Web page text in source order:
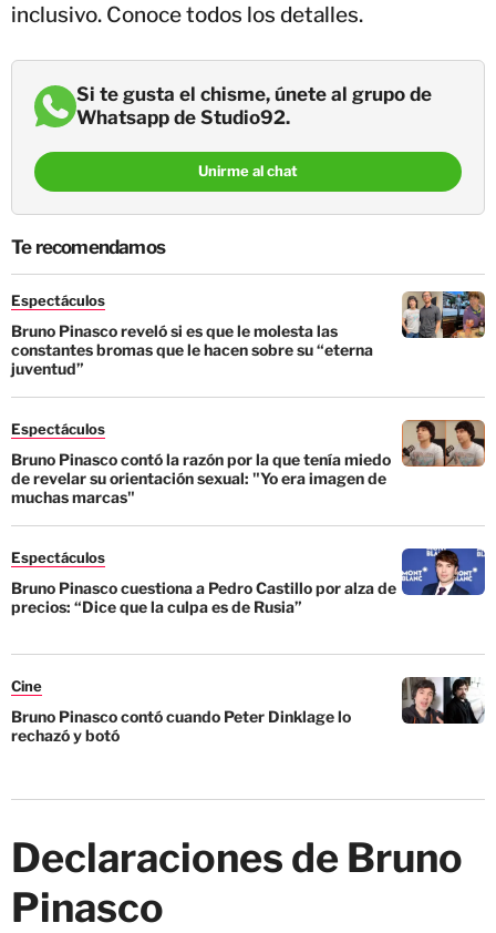
inclusivo. Conoce todos los detalles.
Si te gusta el chisme, únete al grupo de
Whatsapp de Studio92.
Unirme al chat
Te recomendamos
Espectáculos
Bruno Pinasco reveló si es que le molesta las
constantes bromas que le hacen sobre su “eterna
juventud”
Espectáculos
Bruno Pinasco contó la razón por la que tenía miedo
de revelar su orientación sexual: "Yo era imagen de
muchas marcas"
Espectáculos
Bruno Pinasco cuestiona a Pedro Castillo por alza de
precios: “Dice que la culpa es de Rusia”
Cine
Bruno Pinasco contó cuando Peter Dinklage lo
rechazó y botó
Declaraciones de Bruno
Pinasco